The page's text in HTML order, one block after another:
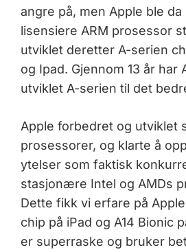
angre på, men Apple ble da
lisensiere ARM prosessor
utviklet deretter A-serien
og Ipad. Gjennom 13 år har
utviklet A-serien til det
Apple forbedret og utviklet
prosessorer, og klarte å
ytelser som faktisk
stasjonære Intel og AMDs
Dette fikk vi erfare på
chip på iPad og A14 Bionic
er superraske og bruker